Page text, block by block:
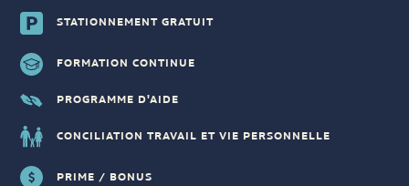
STATIONNEMENT GRATUIT
FORMATION CONTINUE
PROGRAMME D'AIDE
CONCILIATION TRAVAIL ET VIE PERSONNELLE
PRIME / BONUS